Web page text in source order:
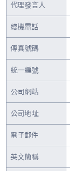
代理發言人
總機電話
傳真號碼
統一編號
公司網站
公司地址
電子郵件
英文簡稱